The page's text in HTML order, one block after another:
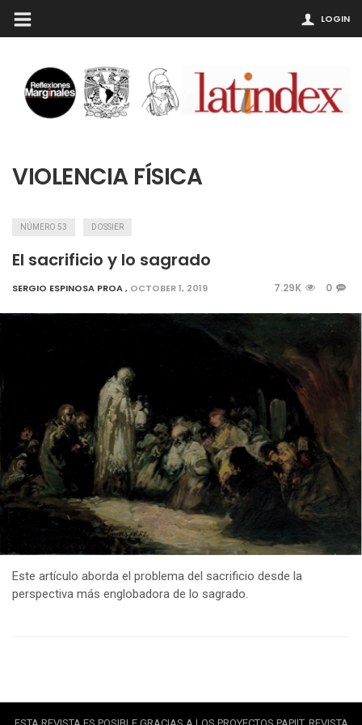
LOGIN
VIOLENCIA FÍSICA
NÚMERO 53 DOSSIER
El sacrificio y lo sagrado
SERGIO ESPINOSA PROA, OCTOBER 1, 2019 7.29K 0
Este artículo aborda el problema del sacrificio desde la
perspectiva más englobadora de lo sagrado.